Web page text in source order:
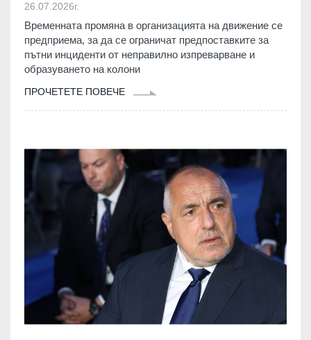
26.07.2026г.
Временната промяна в организацията на движение се
предприема, за да се ограничат предпоставките за
пътни инциденти от неправилно изпреварване и
образуването на колони
ПРОЧЕТЕТЕ ПОВЕЧЕ